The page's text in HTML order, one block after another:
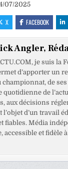
07/2025
X FACEBOOK
Angler,
je suis la
d’apporter un
de
quotidienne de
aux décisions
d’un travail
Média
et fidèle à